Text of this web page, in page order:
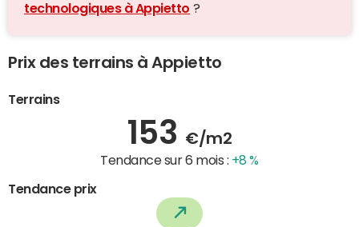
technologiques à Appietto ?
Prix des terrains à Appietto
Terrains
153 €/m2
Tendance sur 6 mois : +8 %
Tendance prix